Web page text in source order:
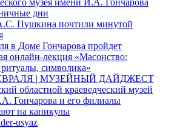
музея имени И.А. Гончарова
дни
Пушкина почтили минутой
в Доме Гончарова пройдет
онлайн-лекция «Масонство:
символика»
| МУЗЕЙНЫЙ ДАЙДЖЕСТ
областной краеведческий музей
Гончарова и его филиалы
на каникулы
usyaz